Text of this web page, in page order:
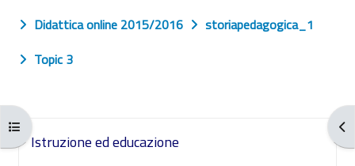
Apri indice del corso
Didattica online 2015/2016
storiapedagogica_1
Topic 3
Schema della sezione
Istruzione ed educazione